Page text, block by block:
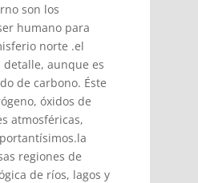
son los
humano para
norte .el
detalle, aunque es
de carbono. Éste
óxidos de
atmosféricas,
regiones de
de ríos, lagos y